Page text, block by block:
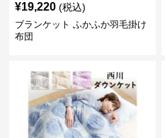
¥19,220 (税込)
ブランケット ふかふか羽毛掛け
布団